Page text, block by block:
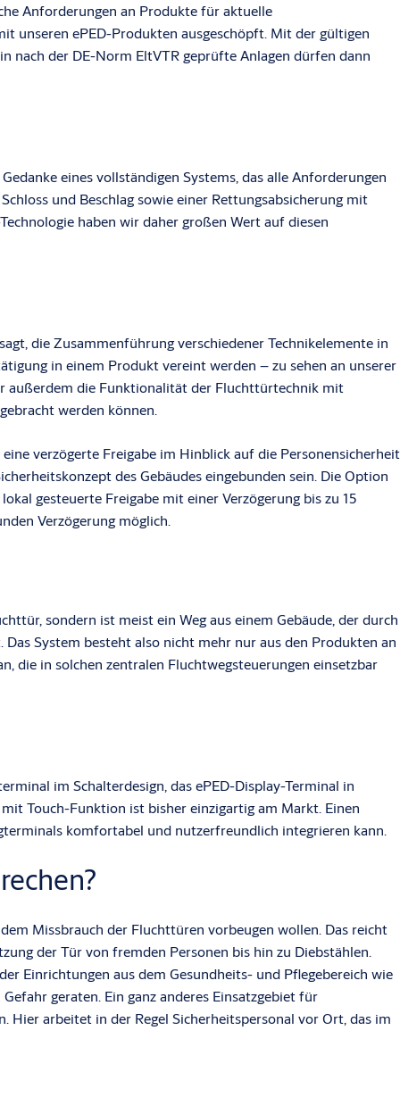
Anforderungen an Produkte für aktuelle
unseren ePED-Produkten ausgeschöpft. Mit der gültigen
nach der DE-Norm EltVTR geprüfte Anlagen dürfen dann
eines vollständigen Systems, das alle Anforderungen
und Beschlag sowie einer Rettungsabsicherung mit
haben wir daher großen Wert auf diesen
die Zusammenführung verschiedener Technikelemente in
in einem Produkt vereint werden – zu sehen an unserer
außerdem die Funktionalität der Fluchttürtechnik mit
werden können.
verzögerte Freigabe im Hinblick auf die Personensicherheit
des Gebäudes eingebunden sein. Die Option
gesteuerte Freigabe mit einer Verzögerung bis zu 15
Verzögerung möglich.
sondern ist meist ein Weg aus einem Gebäude, der durch
System besteht also nicht mehr nur aus den Produkten an
die in solchen zentralen Fluchtwegsteuerungen einsetzbar
im Schalterdesign, das ePED-Display-Terminal in
Touch-Funktion ist bisher einzigartig am Markt. Einen
komfortabel und nutzerfreundlich integrieren kann.
Missbrauch der Fluchttüren vorbeugen wollen. Das reicht
der Tür von fremden Personen bis hin zu Diebstählen.
Einrichtungen aus dem Gesundheits- und Pflegebereich wie
geraten. Ein ganz anderes Einsatzgebiet für
Hier arbeitet in der Regel Sicherheitspersonal vor Ort, das im